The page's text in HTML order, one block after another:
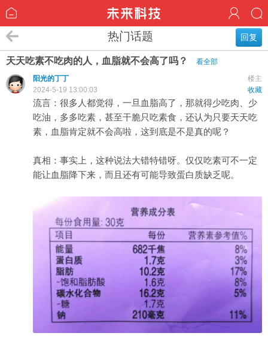
回复
热门话题
天天吃素不吃肉的人，血脂就不会高了吗？
看全部
楼主
阳光的丁丁
收藏
2024-5-19 13:00:03
流言：很多人都觉得，一旦血脂高了，那就得少吃肉、少
吃油，多多吃素，甚至干脆只吃素食，还认为只要天天吃
素，血脂肯定就不会高啦，这到底是不是真的呢？
真相：事实上，这种说法大错特错呀。仅仅吃素可不一定
能让血脂降下来，而且还有可能导致蛋白质缺乏呢。